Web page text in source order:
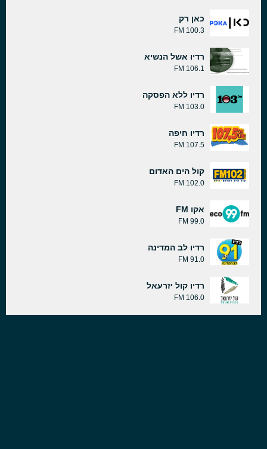
כאן רק
100.3 FM
רדיו אשל הנשיא
106.1 FM
רדיו ללא הפסקה
103.0 FM
רדיו חיפה
107.5 FM
קול הים האדום
102.0 FM
אקו FM
99.0 FM
רדיו לב המדינה
91.0 FM
רדיו קול יזרעאל
106.0 FM